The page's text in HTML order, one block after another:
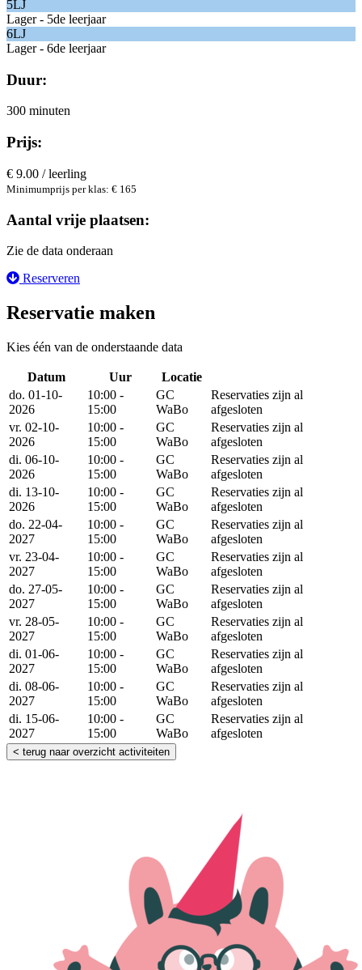
5LJ
Lager - 5de leerjaar
6LJ
Lager - 6de leerjaar
Duur:
300 minuten
Prijs:
€ 9.00 / leerling
Minimumprijs per klas: € 165
Aantal vrije plaatsen:
Zie de data onderaan
Reserveren
Reservatie maken
Kies één van de onderstaande data
Datum Uur Locatie
do. 01-10-
2026
10:00 -
15:00
GC
WaBo
Reservaties zijn al
afgesloten
vr. 02-10-
2026
10:00 -
15:00
GC
WaBo
Reservaties zijn al
afgesloten
di. 06-10-
2026
10:00 -
15:00
GC
WaBo
Reservaties zijn al
afgesloten
di. 13-10-
2026
10:00 -
15:00
GC
WaBo
Reservaties zijn al
afgesloten
do. 22-04-
2027
10:00 -
15:00
GC
WaBo
Reservaties zijn al
afgesloten
vr. 23-04-
2027
10:00 -
15:00
GC
WaBo
Reservaties zijn al
afgesloten
do. 27-05-
2027
10:00 -
15:00
GC
WaBo
Reservaties zijn al
afgesloten
vr. 28-05-
2027
10:00 -
15:00
GC
WaBo
Reservaties zijn al
afgesloten
di. 01-06-
2027
10:00 -
15:00
GC
WaBo
Reservaties zijn al
afgesloten
di. 08-06-
2027
10:00 -
15:00
GC
WaBo
Reservaties zijn al
afgesloten
di. 15-06-
2027
10:00 -
15:00
GC
WaBo
Reservaties zijn al
afgesloten
< terug naar overzicht activiteiten